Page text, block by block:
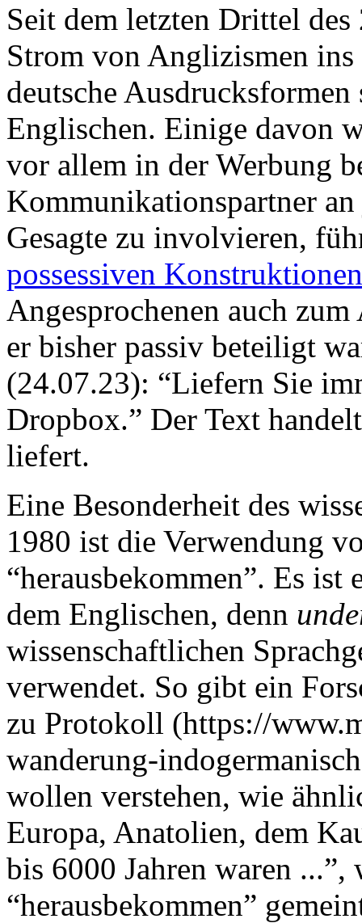
Seit dem letzten Drittel
Strom von Anglizismen ins
deutsche
Englischen. Einige davon
vor allem in der Werbung
Kommunikationspartner
Gesagte zu involvieren,
possessiven Konstruktionen
Angesprochenen auch
er bisher passiv beteiligt
(24.07.23): “Liefern Sie
Dropbox.” Der Text
liefert.
Eine Besonderheit des
1980 ist die Verwendung
“herausbekommen”. Es ist
dem Englischen, denn
wissenschaftlichen
verwendet. So gibt ein
zu Protokoll (https://
wanderung-
wollen verstehen, wie
Europa, Anatolien, dem
bis 6000 Jahren waren
“herausbekommen”